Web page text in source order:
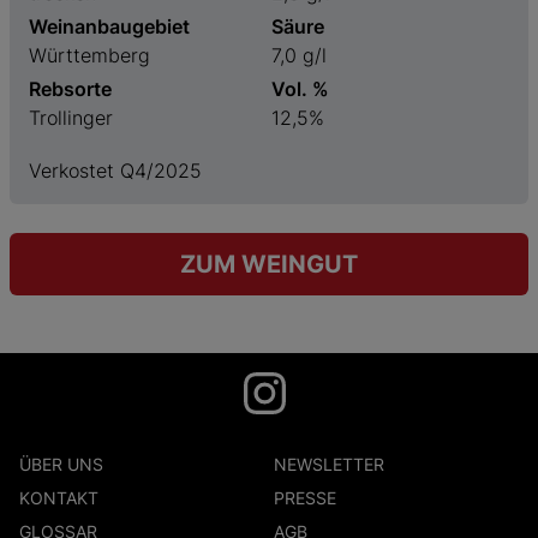
Weinanbaugebiet
Württemberg
Säure
7,0 g/l
Rebsorte
Trollinger
Vol. %
12,5%
Verkostet Q4/2025
ZUM WEINGUT
ÜBER UNS
NEWSLETTER
KONTAKT
PRESSE
GLOSSAR
AGB